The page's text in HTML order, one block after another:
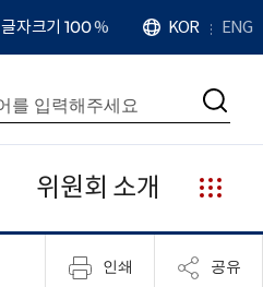
확
대
치
글자크기 100%
언
어
KOR ENG
검
위원회 소개
누
리
집
인쇄 공유